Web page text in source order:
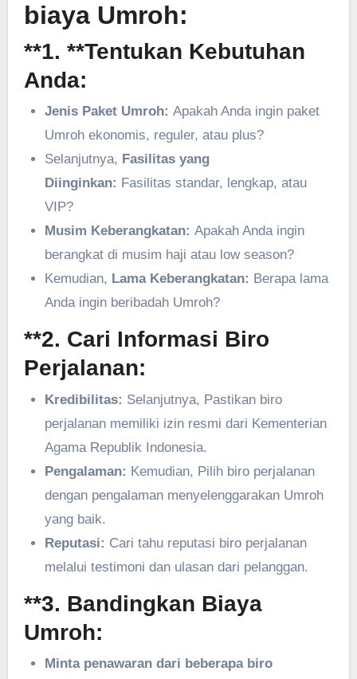
biaya Umroh:
**1. **Tentukan Kebutuhan
Anda:
Jenis Paket Umroh: Apakah Anda ingin paket
Umroh ekonomis, reguler, atau plus?
Selanjutnya, Fasilitas yang
Diinginkan: Fasilitas standar, lengkap, atau
VIP?
Musim Keberangkatan: Apakah Anda ingin
berangkat di musim haji atau low season?
Kemudian, Lama Keberangkatan: Berapa lama
Anda ingin beribadah Umroh?
**2. Cari Informasi Biro
Perjalanan:
Kredibilitas: Selanjutnya, Pastikan biro
perjalanan memiliki izin resmi dari Kementerian
Agama Republik Indonesia.
Pengalaman: Kemudian, Pilih biro perjalanan
dengan pengalaman menyelenggarakan Umroh
yang baik.
Reputasi: Cari tahu reputasi biro perjalanan
melalui testimoni dan ulasan dari pelanggan.
**3. Bandingkan Biaya
Umroh:
Minta penawaran dari beberapa biro